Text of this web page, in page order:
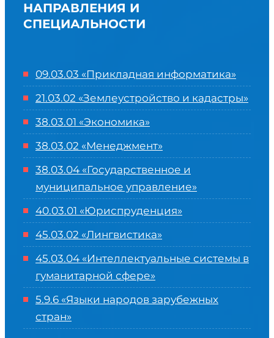
НАПРАВЛЕНИЯ И
СПЕЦИАЛЬНОСТИ
09.03.03 «Прикладная информатика»
21.03.02 «Землеустройство и кадастры»
38.03.01 «Экономика»
38.03.02 «Менеджмент»
38.03.04 «Государственное и
муниципальное управление»
40.03.01 «Юриспруденция»
45.03.02 «Лингвистика»
45.03.04 «Интеллектуальные системы в
гуманитарной сфере»
5.9.6 «Языки народов зарубежных
стран»